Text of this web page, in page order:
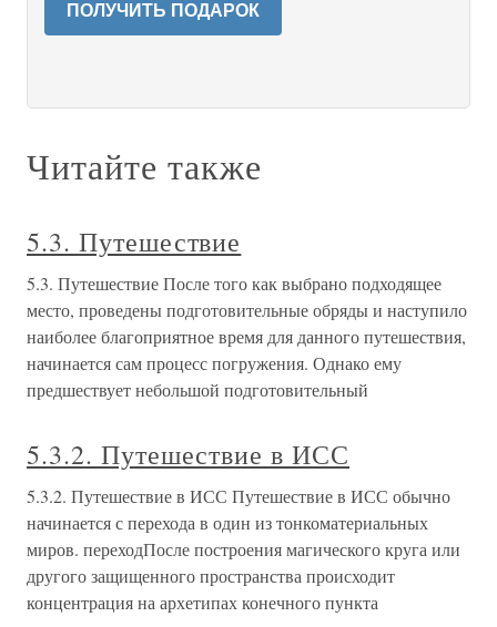
ПОЛУЧИТЬ ПОДАРОК
Читайте также
5.3. Путешествие
5.3. Путешествие После того как выбрано подходящее
место, проведены подготовительные обряды и наступило
наиболее благоприятное время для данного путешествия,
начинается сам процесс погружения. Однако ему
предшествует небольшой подготовительный
5.3.2. Путешествие в ИСС
5.3.2. Путешествие в ИСС Путешествие в ИСС обычно
начинается с перехода в один из тонкоматериальных
миров. переходПосле построения магического круга или
другого защищенного пространства происходит
концентрация на архетипах конечного пункта